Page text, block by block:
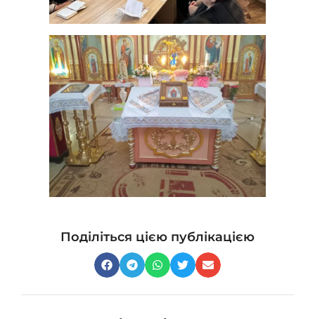
Поділіться цією публікацією